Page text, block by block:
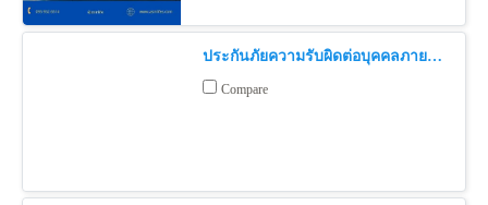
ประกันภัยความรับผิดต่อบุคคลภายนอกสำหรับธุรกิจโรงแรม
Compare